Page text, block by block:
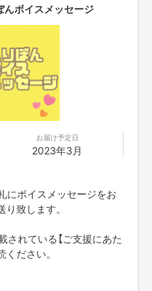
ボイスメッセージ
お届け予定日
2023年3月
にボイスメッセージをお
致します。
れている【ご支援にあた
ださい。